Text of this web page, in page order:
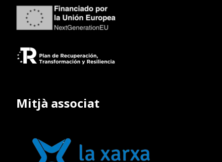
Mitjà associat